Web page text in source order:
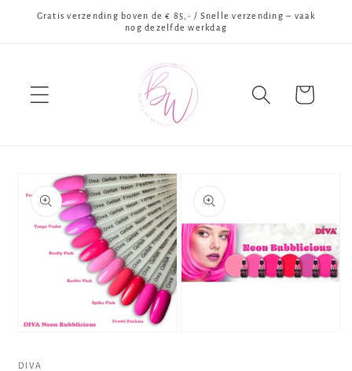
naar de
Gratis verzending boven de € 85,- / Snelle verzending – vaak
nog dezelfde werkdag
Winkelwagen
direct naar
openen
DIVA